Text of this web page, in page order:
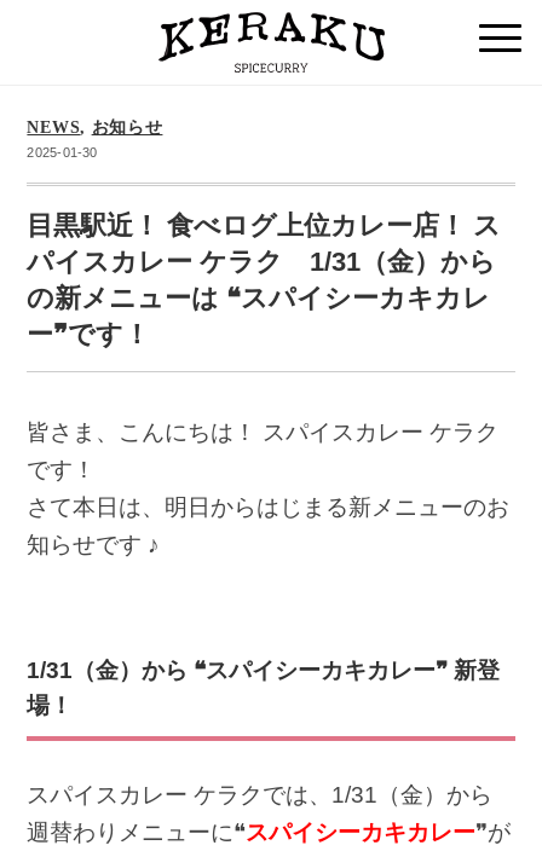
NEWS, お知らせ
2025-01-30
目黒駅近！ 食べログ上位カレー店！ ス
パイスカレー ケラク 1/31（金）から
の新メニューは ❝スパイシーカキカレ
ー❞です！
皆さま、こんにちは！ スパイスカレー ケラク
です！
さて本日は、明日からはじまる新メニューのお
知らせです ♪
1/31 （金）から ❝スパイシーカキカレー❞ 新登
場！
スパイスカレー ケラクでは、1/31（金）から
週替わりメニューに❝スパイシーカキカレー❞が